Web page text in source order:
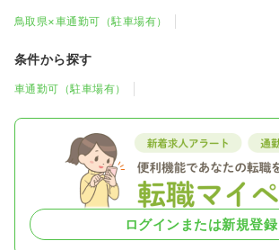
鳥取県×車通勤可（駐車場有）
条件から探す
車通勤可（駐車場有）
ログインまたは新規登録